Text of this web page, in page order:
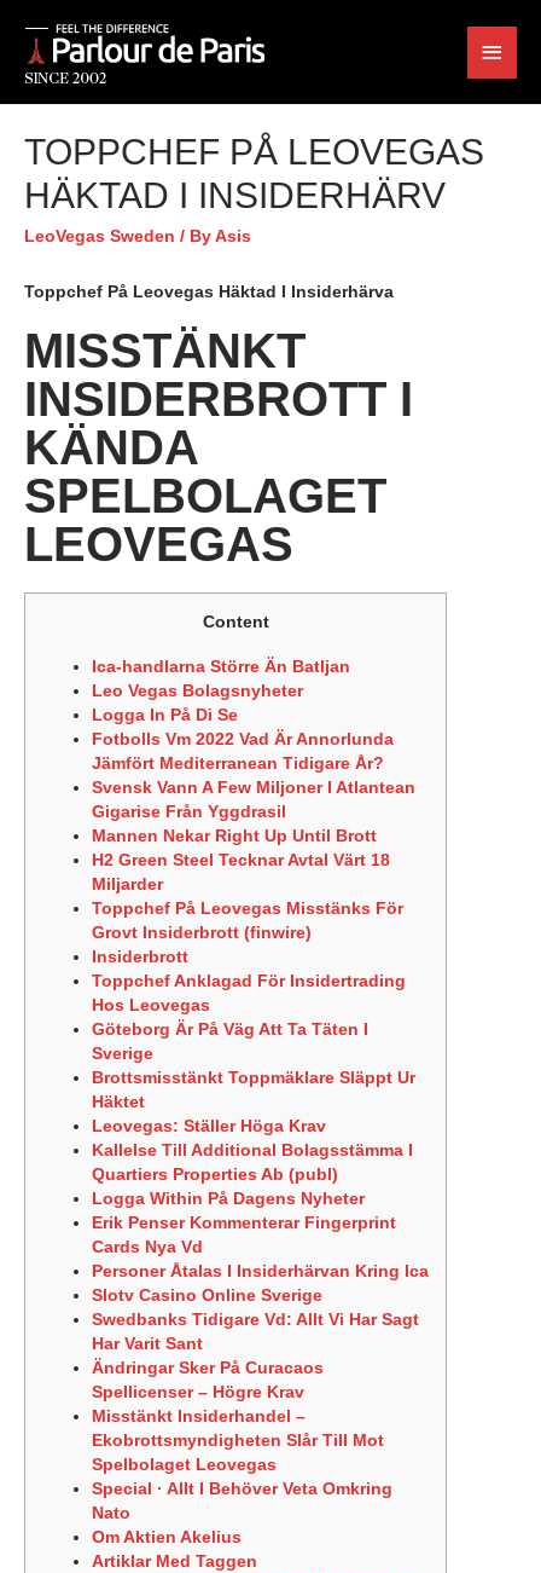
TOPPCHEF PÅ LEOVEGAS
HÄKTAD I INSIDERHÄRV
LeoVegas Sweden / By Asis
Toppchef På Leovegas Häktad I Insiderhärva
MISSTÄNKT
INSIDERBROTT I
KÄNDA
SPELBOLAGET
LEOVEGAS
Content
Ica-handlarna Större Än Batljan
Leo Vegas Bolagsnyheter
Logga In På Di Se
Fotbolls Vm 2022 Vad Är Annorlunda
Jämfört Mediterranean Tidigare År?
Svensk Vann A Few Miljoner I Atlantean
Gigarise Från Yggdrasil
Mannen Nekar Right Up Until Brott
H2 Green Steel Tecknar Avtal Värt 18
Miljarder
Toppchef På Leovegas Misstänks För
Grovt Insiderbrott (finwire)
Insiderbrott
Toppchef Anklagad För Insidertrading
Hos Leovegas
Göteborg Är På Väg Att Ta Täten I
Sverige
Brottsmisstänkt Toppmäklare Släppt Ur
Häktet
Leovegas: Ställer Höga Krav
Kallelse Till Additional Bolagsstämma I
Quartiers Properties Ab (publ)
Logga Within På Dagens Nyheter
Erik Penser Kommenterar Fingerprint
Cards Nya Vd
Personer Åtalas I Insiderhärvan Kring Ica
Slotv Casino Online Sverige
Swedbanks Tidigare Vd: Allt Vi Har Sagt
Har Varit Sant
Ändringar Sker På Curacaos
Spellicenser – Högre Krav
Misstänkt Insiderhandel –
Ekobrottsmyndigheten Slår Till Mot
Spelbolaget Leovegas
Special · Allt I Behöver Veta Omkring
Nato
Om Aktien Akelius
Artiklar Med Taggen